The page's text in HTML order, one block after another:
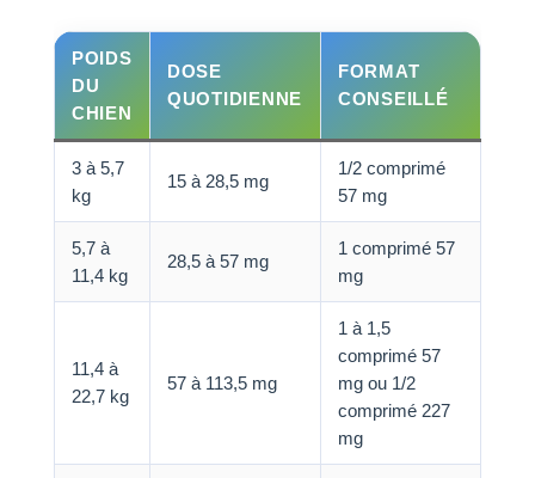
POIDS
DU
CHIEN
DOSE
QUOTIDIENNE
FORMAT
CONSEILLÉ
3 à 5,7
kg
15 à 28,5 mg
1/2 comprimé
57 mg
5,7 à
11,4 kg
28,5 à 57 mg
1 comprimé 57
mg
11,4 à
22,7 kg
57 à 113,5 mg
1 à 1,5
comprimé 57
mg ou 1/2
comprimé 227
mg